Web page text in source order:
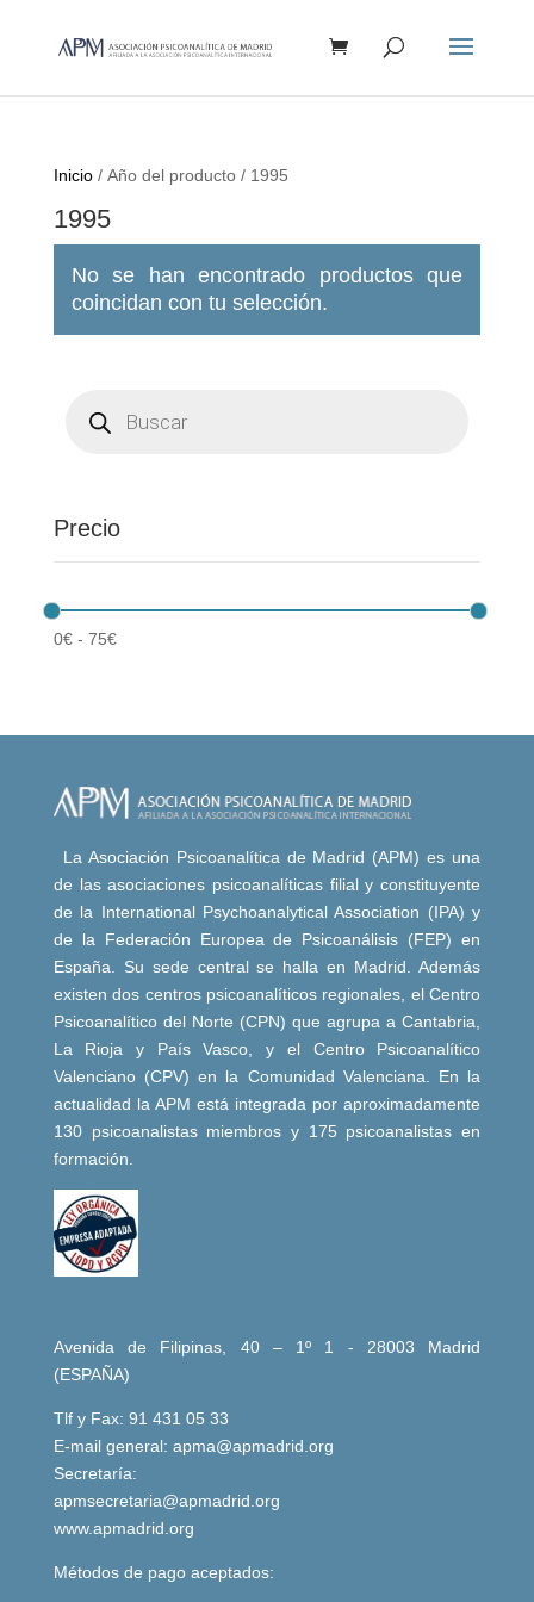
productos
Inicio/ Año del producto / 1995
1995
No se han encontrado productos que
coincidan con tu selección.
productos
Precio
0€- 75€
La Asociación Psicoanalítica de Madrid (APM) es una
de las asociaciones psicoanalíticas filial y constituyente
de la International Psychoanalytical Association (IPA) y
de la Federación Europea de Psicoanálisis (FEP) en
España. Su sede central se halla en Madrid. Además
existen dos centros psicoanalíticos regionales, el Centro
Psicoanalítico del Norte (CPN) que agrupa a Cantabria,
La Rioja y País Vasco, y el Centro Psicoanalítico
Valenciano (CPV) en la Comunidad Valenciana. En la
actualidad la APM está integrada por aproximadamente
130 psicoanalistas miembros y 175 psicoanalistas en
formación.
Avenida de Filipinas, 40 – 1º 1 - 28003 Madrid
(ESPAÑA)
Tlf y Fax: 91 431 05 33
E-mail general: apma@apmadrid.org
Secretaría:
apmsecretaria@apmadrid.org
www.apmadrid.org
Métodos de pago aceptados: